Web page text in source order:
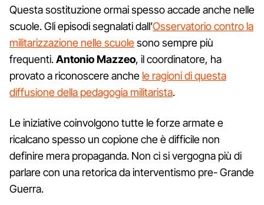
Questa sostituzione ormai spesso accade anche nelle
scuole. Gli episodi segnalati dall’Osservatorio contro la
militarizzazione nelle scuolesono sempre più
frequenti.Antonio Mazzeo, il coordinatore, ha
provato a riconoscere anche le ragioni di questa
diffusione della pedagogia militarista.
Le iniziative coinvolgono tutte le forze armate e
ricalcano spesso un copione che è difficile non
definire mera propaganda. Non ci si vergogna più di
parlare con una retorica da interventismo pre- Grande
Guerra.